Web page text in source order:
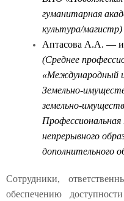
гуманитарная
культура/магистр)
Аптасова А.А. —
(Среднее
«Международный
Земельно-
земельно-
непрерывного
дополнительного
Сотрудники,
обеспечению